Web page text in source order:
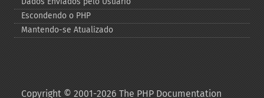
Escondendo o PHP
Mantendo-​se Atualizado
Copyright © 2001-2026 The PHP Documentation